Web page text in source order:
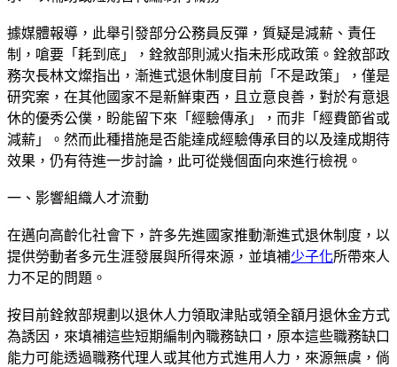
據媒體報導，此舉引發部分公務員反彈，質疑是減薪、責任
制，嗆要「耗到底」，銓敘部則滅火指未形成政策。銓敘部政
務次長林文燦指出，漸進式退休制度目前「不是政策」，僅是
研究案，在其他國家不是新鮮東西，且立意良善，對於有意退
休的優秀公僕，盼能留下來「經驗傳承」，而非「經費節省或
減薪」。然而此種措施是否能達成經驗傳承目的以及達成期待
效果，仍有待進一步討論，此可從幾個面向來進行檢視。
一、影響組織人才流動
在邁向高齡化社會下，許多先進國家推動漸進式退休制度，以
提供勞動者多元生涯發展與所得來源，並填補少子化所帶來人
力不足的問題。
按目前銓敘部規劃以退休人力領取津貼或領全額月退休金方式
為誘因，來填補這些短期編制內職務缺口，原本這些職務缺口
能力可能透過職務代理人或其他方式進用人力，來源無虞，倘